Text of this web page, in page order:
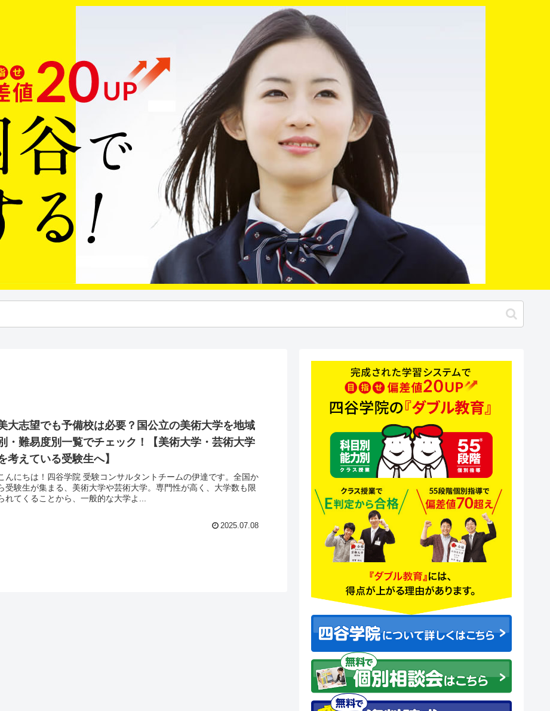
大志望でも予備校は必要？国公立の美術大学を地域
・難易度別一覧でチェック！【美術大学・芸術大学
考えている受験生へ】
んにちは！四谷学院 受験コンサルタントチームの伊達です。全国か
受験生が集まる、美術大学や芸術大学。専門性が高く、大学数も限
れてくることから、一般的な大学よ...
2025.07.08